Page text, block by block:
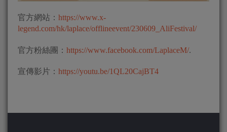
官方網站： https://www.x-
legend.com/hk/laplace/offlineevent/230609_AliFestival/
官方粉絲團： https://www.facebook.com/LaplaceM/.
宣傳影片： https://youtu.be/1QL20CajBT4